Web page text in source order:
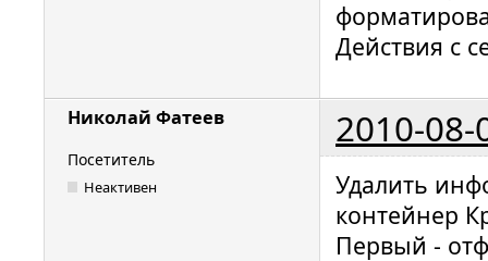
Действия с
Николай Фатеев 2010-08-
Посетитель
Неактивен
Удалить
контейнер
Первый -